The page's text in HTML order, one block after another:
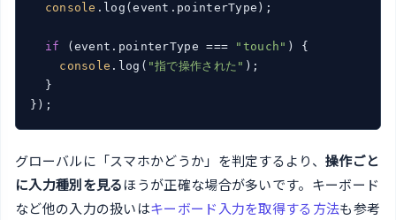
console .log(event.pointerType);
if (event.pointerType === "touch" ) {
console .log( "指で操作された" );
  }
});
グローバルに「スマホかどうか」を判定するより、 操作ごと
に入力種別を見るほうが正確な場合が多いです。キーボード
など他の入力の扱いはキーボード入力を取得する方法も参考